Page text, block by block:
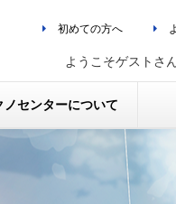
初めての方へ
ようこそゲストさ
ノセンターについて